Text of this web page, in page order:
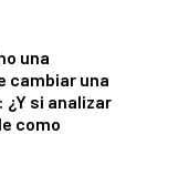
una
cambiar una
si analizar
como